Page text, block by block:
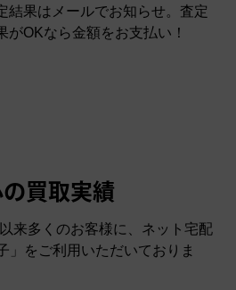
結果はメールでお知らせ。査定
がOKなら金額をお支払い！
買取実績
来多くのお客様に、 ネット宅配
」をご利用いただいておりま